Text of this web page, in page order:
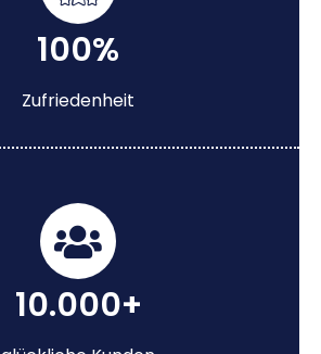
100%
Zufriedenheit
10.000+